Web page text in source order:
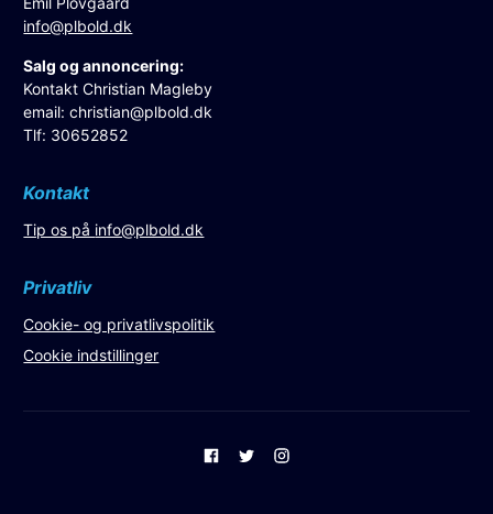
info@plbold.dk
Salg og annoncering:
Kontakt Christian Magleby
email:christian@plbold.dk
Tlf: 30652852
Kontakt
Tip os på info@plbold.dk
Privatliv
Cookie- og privatlivspolitik
Cookie indstillinger